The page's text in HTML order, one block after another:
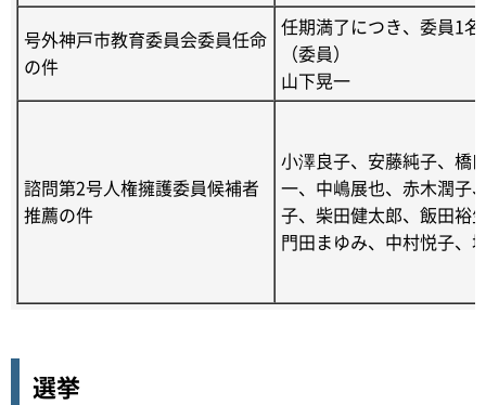
号外神戸市教育委員会委員任命
の件
任期満了につき、委員1
（委員）
山下晃一
諮問第2号人権擁護委員候補者
推薦の件
小澤良子、安藤純子、橋
一、中嶋展也、赤木潤子
子、柴田健太郎、飯田裕
門田まゆみ、中村悦子、
選挙